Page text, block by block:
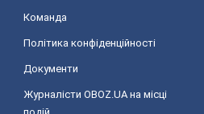
Команда
Політика конфіденційності
Документи
Журналісти OBOZ.UA на місці